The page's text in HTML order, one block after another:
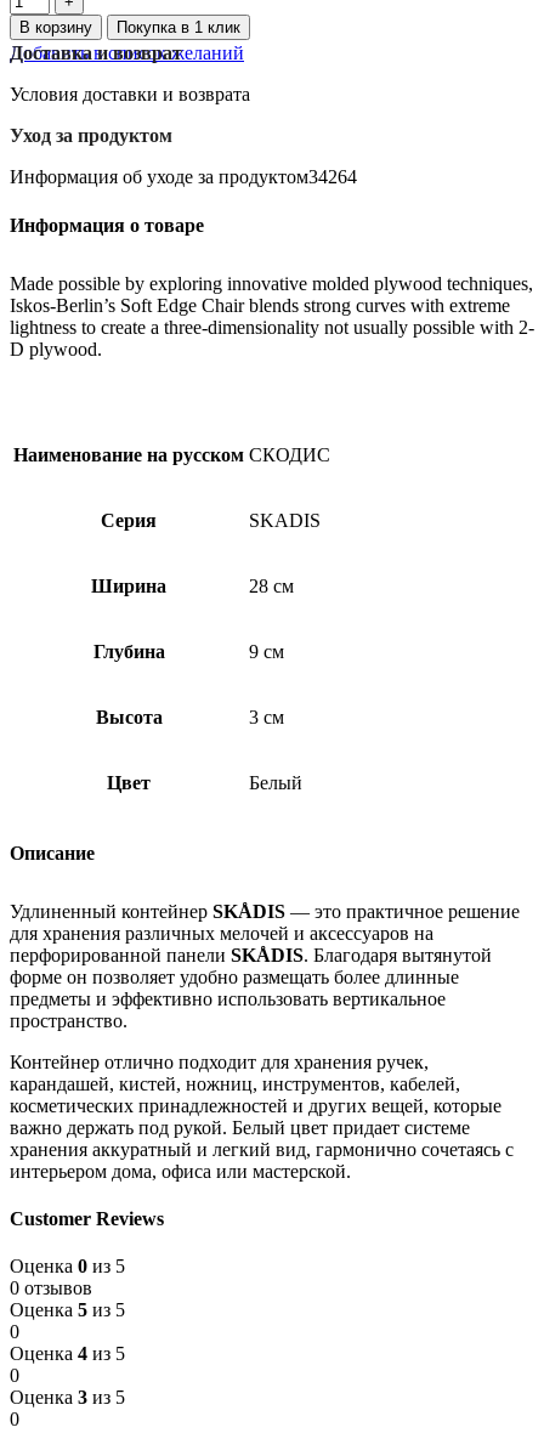
В корзину Покупка в 1 клик
Добавить в список желаний
Доставка и возврат
Условия доставки и возврата
Уход за продуктом
Информация об уходе за продуктом34264
Информация о товаре
Made possible by exploring innovative molded plywood techniques,
Iskos-Berlin’s Soft Edge Chair blends strong curves with extreme
lightness to create a three-dimensionality not usually possible with 2-
D plywood.
Наименование на русском СКОДИС
Серия SKADIS
Ширина 28 см
Глубина 9 см
Высота 3 см
Цвет Белый
Описание
Удлиненный контейнер SKÅDIS — это практичное решение
для хранения различных мелочей и аксессуаров на
перфорированной панели SKÅDIS. Благодаря вытянутой
форме он позволяет удобно размещать более длинные
предметы и эффективно использовать вертикальное
пространство.
Контейнер отлично подходит для хранения ручек,
карандашей, кистей, ножниц, инструментов, кабелей,
косметических принадлежностей и других вещей, которые
важно держать под рукой. Белый цвет придает системе
хранения аккуратный и легкий вид, гармонично сочетаясь с
интерьером дома, офиса или мастерской.
Customer Reviews
Оценка 0 из 5
0 отзывов
Оценка 5 из 5
0
Оценка 4 из 5
0
Оценка 3 из 5
0